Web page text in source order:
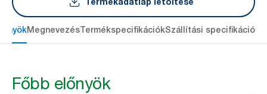
MegnevezésTermékspecifikációkSzállítási specifikációk
Főbb előnyök